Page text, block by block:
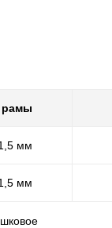
рамы
мм
мм